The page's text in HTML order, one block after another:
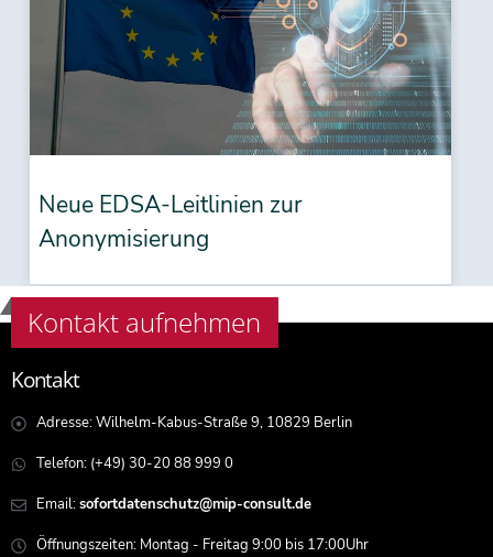
Neue EDSA-Leitlinien zur
Anonymisierung
Kontakt aufnehmen
Kontakt
Adresse: Wilhelm-Kabus-Straße 9, 10829 Berlin
Telefon: (+49) 30-20 88 999 0
Email:sofortdatenschutz@mip-consult.de
Öffnungszeiten: Montag - Freitag 9:00 bis 17:00Uhr